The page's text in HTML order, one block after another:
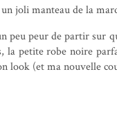
un joli manteau de la
peu peur de partir sur
la petite robe noire
look (et ma nouvelle